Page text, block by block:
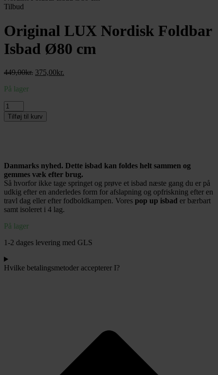
Tilbud
Original LUX Nordisk Foldbar
Isbad Ø80 cm
449,00kr. Den
375,00kr.
På lager
Original
LUX
Nordisk
antal
Tilføj til kurv
Danmarks nyhed. Dette isbad kan foldes helt sammen og
gemmes væk efter brug.
Så hvorfor ikke tage springet og prøve et isbad næste gang du er på
udkig efter en anderledes form for afslapning og opfriskning efter en
travl dag eller efter fodboldkampen. Vores pop up isbad er bærbart
samt isoleret i 4 lag.
På lager
1-2 dages levering med GLS
Hvilke betalingsmetoder accepterer I?